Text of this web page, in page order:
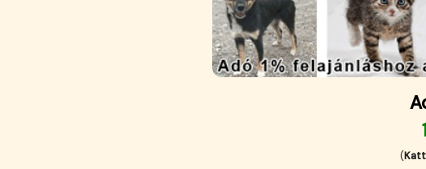
(